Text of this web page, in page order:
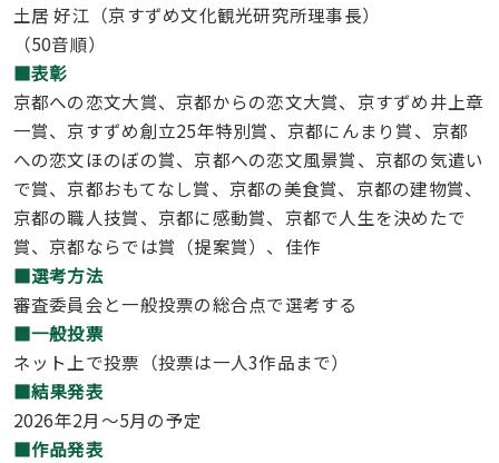
土居 好江（京すずめ文化観光研究所理事長）
（50音順）
■表彰
京都への恋文大賞、京都からの恋文大賞、京すずめ井上章
一賞、京すずめ創立25年特別賞、京都にんまり賞、京都
への恋文ほのぼの賞、京都への恋文風景賞、京都の気遣い
で賞、京都おもてなし賞、京都の美食賞、京都の建物賞、
京都の職人技賞、京都に感動賞、京都で人生を決めたで
賞、京都ならでは賞（提案賞）、佳作
■選考方法
審査委員会と一般投票の総合点で選考する
■一般投票
ネット上で投票（投票は一人3作品まで）
■結果発表
2026年2月〜5月の予定
■作品発表